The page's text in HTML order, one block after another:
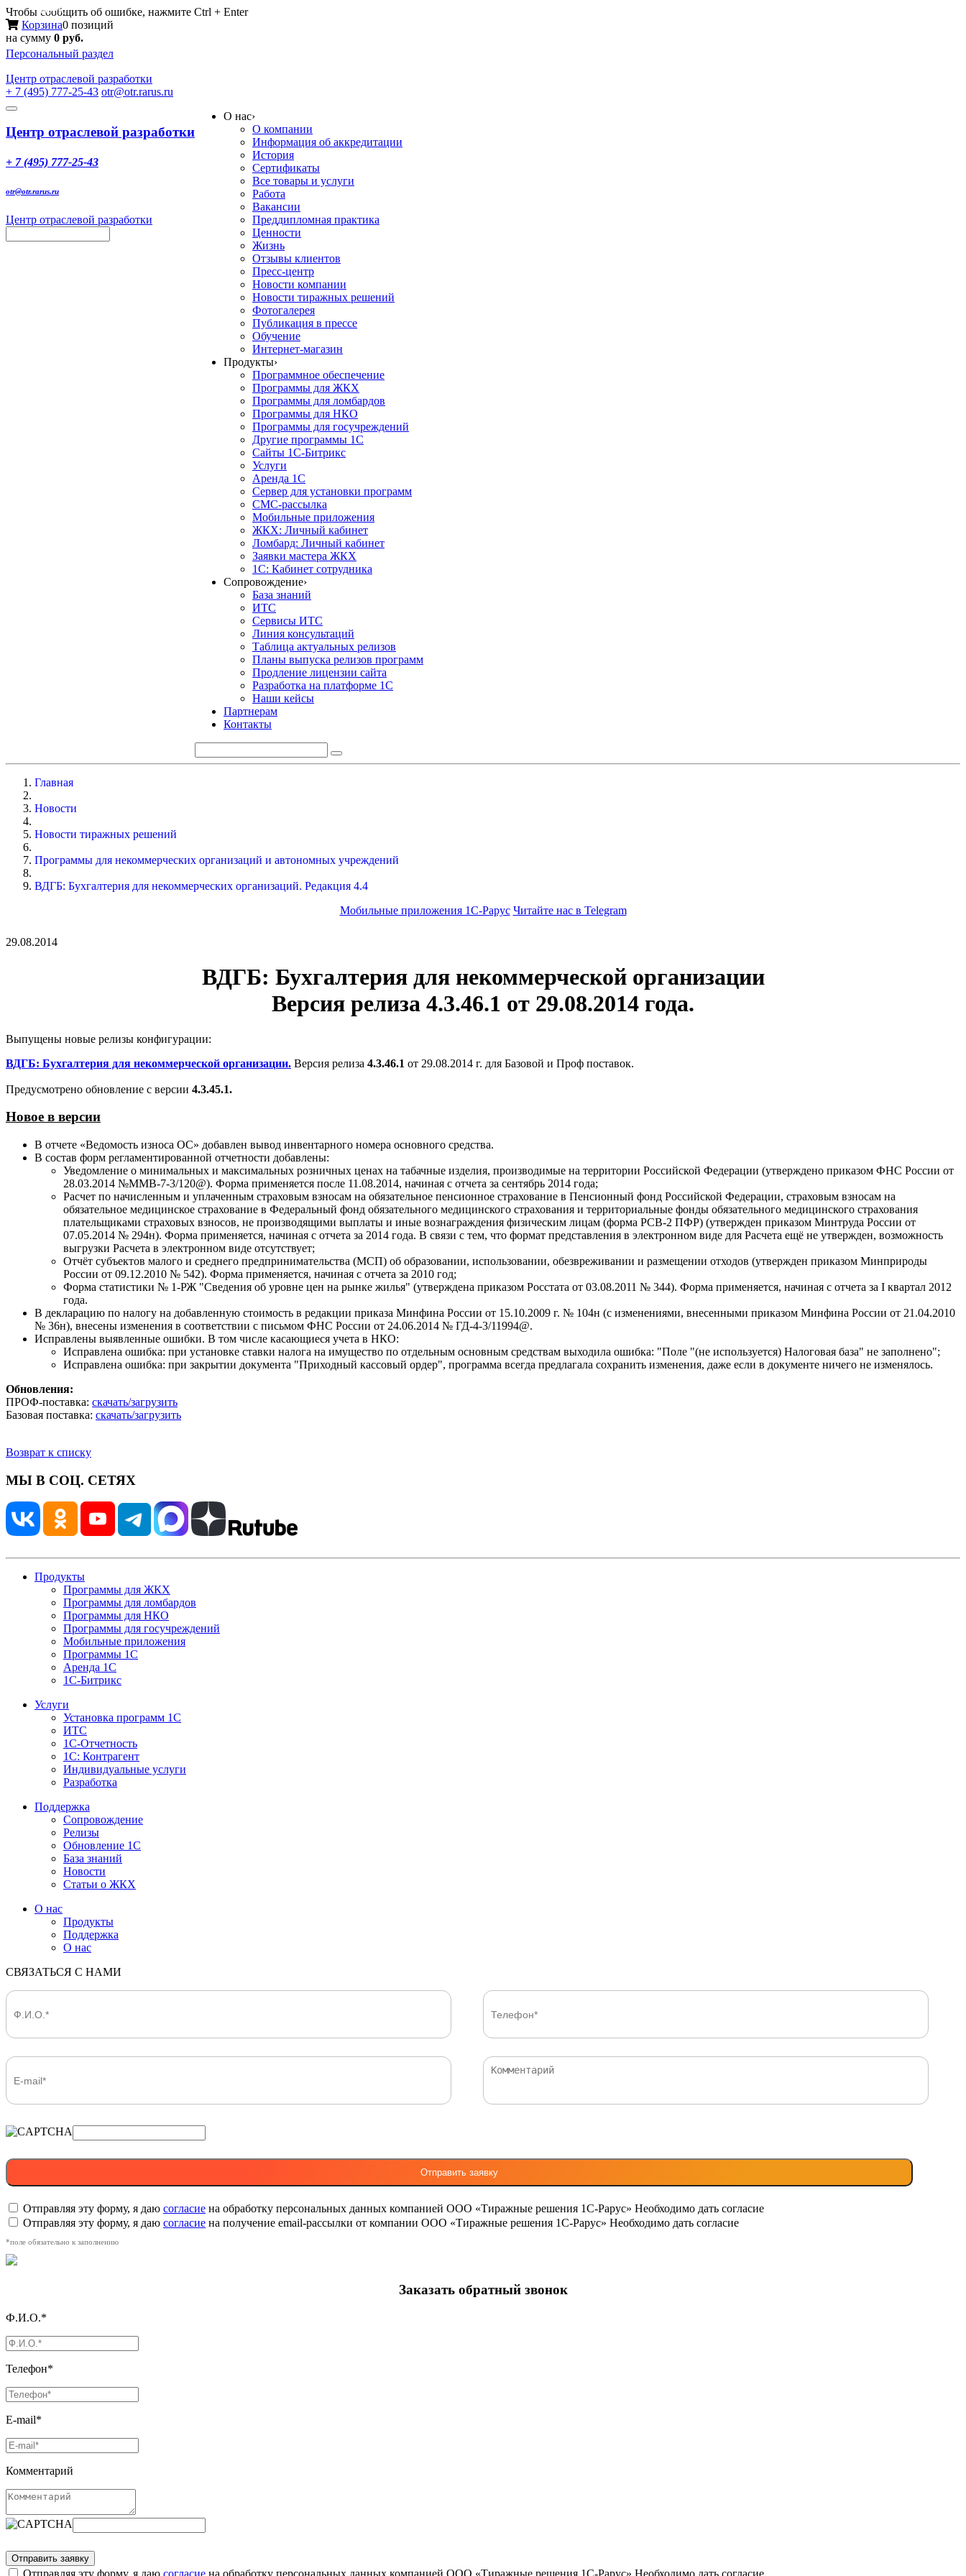
Чтобы сообщить об ошибке, нажмите Ctrl + Enter
Корзина0 позиций
на сумму 0 руб.
Персональный раздел
Центр отраслевой разработки
+ 7 (495) 777-25-43 otr@otr.rarus.ru
Toggle
Меню
Центр отраслевой разработки
+ 7 (495) 777-25-43
otr@otr.rarus.ru
Центр отраслевой разработки
О нас›
О компании
Информация об аккредитации
История
Сертификаты
Все товары и услуги
Работа
Вакансии
Преддипломная практика
Ценности
Жизнь
Отзывы клиентов
Пресс-центр
Новости компании
Новости тиражных решений
Фотогалерея
Публикация в прессе
Обучение
Интернет-магазин
Продукты›
Программное обеспечение
Программы для ЖКХ
Программы для ломбардов
Программы для НКО
Программы для госучреждений
Другие программы 1С
Сайты 1С-Битрикс
Услуги
Аренда 1С
Сервер для установки программ
СМС-рассылка
Мобильные приложения
ЖКХ: Личный кабинет
Ломбард: Личный кабинет
Заявки мастера ЖКХ
1С: Кабинет сотрудника
Сопровождение›
База знаний
ИТС
Сервисы ИТС
Линия консультаций
Таблица актуальных релизов
Планы выпуска релизов программ
Продление лицензии сайта
Разработка на платформе 1С
Наши кейсы
Партнерам
Контакты
Главная
Новости
Новости тиражных решений
Программы для некоммерческих организаций и автономных учреждений
ВДГБ: Бухгалтерия для некоммерческих организаций. Редакция 4.4
Мобильные приложения 1С-Рарус Читайте нас в Telegram
29.08.2014
ВДГБ: Бухгалтерия для некоммерческой организации
Версия релиза 4.3.46.1 от 29.08.2014 года.
Выпущены новые релизы конфигурации:
ВДГБ: Бухгалтерия для некоммерческой организации. Версия релиза 4.3.46.1 от 29.08.2014 г. для Базовой и Проф поставок.
Предусмотрено обновление с версии 4.3.45.1.
Новое в версии
В отчете «Ведомость износа ОС» добавлен вывод инвентарного номера основного средства.
В состав форм регламентированной отчетности добавлены:
Уведомление о минимальных и максимальных розничных ценах на табачные изделия, производимые на территории Российской Федерации (утверждено приказом ФНС России от
28.03.2014 №ММВ-7-3/120@). Форма применяется после 11.08.2014, начиная с отчета за сентябрь 2014 года;
Расчет по начисленным и уплаченным страховым взносам на обязательное пенсионное страхование в Пенсионный фонд Российской Федерации, страховым взносам на
обязательное медицинское страхование в Федеральный фонд обязательного медицинского страхования и территориальные фонды обязательного медицинского страхования
плательщиками страховых взносов, не производящими выплаты и иные вознаграждения физическим лицам (форма РСВ-2 ПФР) (утвержден приказом Минтруда России от
07.05.2014 № 294н). Форма применяется, начиная с отчета за 2014 года. В связи с тем, что формат представления в электронном виде для Расчета ещё не утвержден, возможность
выгрузки Расчета в электронном виде отсутствует;
Отчёт субъектов малого и среднего предпринимательства (МСП) об образовании, использовании, обезвреживании и размещении отходов (утвержден приказом Минприроды
России от 09.12.2010 № 542). Форма применяется, начиная с отчета за 2010 год;
Форма статистики № 1-РЖ "Сведения об уровне цен на рынке жилья" (утверждена приказом Росстата от 03.08.2011 № 344). Форма применяется, начиная с отчета за I квартал 2012
года.
В декларацию по налогу на добавленную стоимость в редакции приказа Минфина России от 15.10.2009 г. № 104н (с изменениями, внесенными приказом Минфина России от 21.04.2010
№ 36н), внесены изменения в соответствии с письмом ФНС России от 24.06.2014 № ГД-4-3/11994@.
Исправлены выявленные ошибки. В том числе касающиеся учета в НКО:
Исправлена ошибка: при установке ставки налога на имущество по отдельным основным средствам выходила ошибка: "Поле "(не используется) Налоговая база" не заполнено";
Исправлена ошибка: при закрытии документа "Приходный кассовый ордер", программа всегда предлагала сохранить изменения, даже если в документе ничего не изменялось.
Обновления:
ПРОФ-поставка: скачать/загрузить
Базовая поставка: скачать/загрузить
Возврат к списку
МЫ В СОЦ. СЕТЯХ
Продукты
Программы для ЖКХ
Программы для ломбардов
Программы для НКО
Программы для госучреждений
Мобильные приложения
Программы 1С
Аренда 1С
1С-Битрикс
Услуги
Установка программ 1С
ИТС
1С-Отчетность
1С: Контрагент
Индивидуальные услуги
Разработка
Поддержка
Сопровождение
Релизы
Обновление 1С
База знаний
Новости
Статьи о ЖКХ
О нас
Продукты
Поддержка
О нас
СВЯЗАТЬСЯ С НАМИ
Отправляя эту форму, я даю согласие на обработку персональных данных компанией ООО «Тиражные решения 1С-Рарус» Необходимо дать согласие
Отправляя эту форму, я даю согласие на получение email-рассылки от компании ООО «Тиражные решения 1С-Рарус» Необходимо дать согласие
*поле обязательно к заполнению
Заказать обратный звонок
Ф.И.О.*
Телефон*
E-mail*
Комментарий
Отправляя эту форму, я даю согласие на обработку персональных данных компанией ООО «Тиражные решения 1С-Рарус» Необходимо дать согласие